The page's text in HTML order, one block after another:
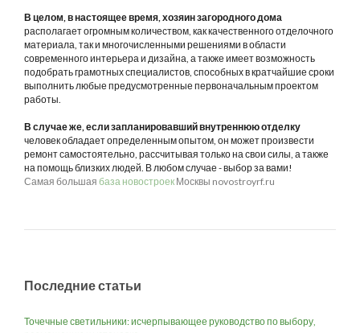
В целом, в настоящее время, хозяин загородного дома
располагает огромным количеством, как качественного отделочного
материала, так и многочисленными решениями в области
современного интерьера и дизайна, а также имеет возможность
подобрать грамотных специалистов, способных в кратчайшие сроки
выполнить любые предусмотренные первоначальным проектом
работы.
В случае же, если запланировавший внутреннюю отделку
человек обладает определенным опытом, он может произвести
ремонт самостоятельно, рассчитывая только на свои силы, а также
на помощь близких людей. В любом случае - выбор за вами!
Самая большая база новостроек Москвы novostroyrf.ru
Последние статьи
Точечные светильники: исчерпывающее руководство по выбору,